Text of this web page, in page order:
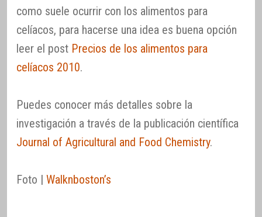
como suele ocurrir con los alimentos para
celíacos, para hacerse una idea es buena opción
leer el post Precios de los alimentos para
celíacos 2010.
Puedes conocer más detalles sobre la
investigación a través de la publicación científica
Journal of Agricultural and Food Chemistry.
Foto | Walknboston’s